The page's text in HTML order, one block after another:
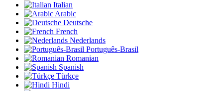
Italian
Arabic
Deutsche
French
Nederlands
Português-Brasil
Romanian
Spanish
Türkçe
Hindi